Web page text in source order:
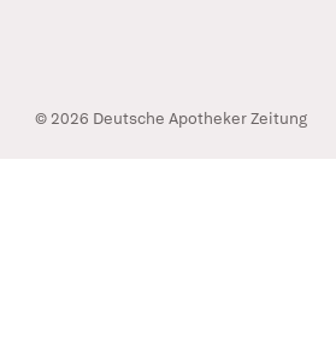
© 2026 Deutsche Apotheker Zeitung